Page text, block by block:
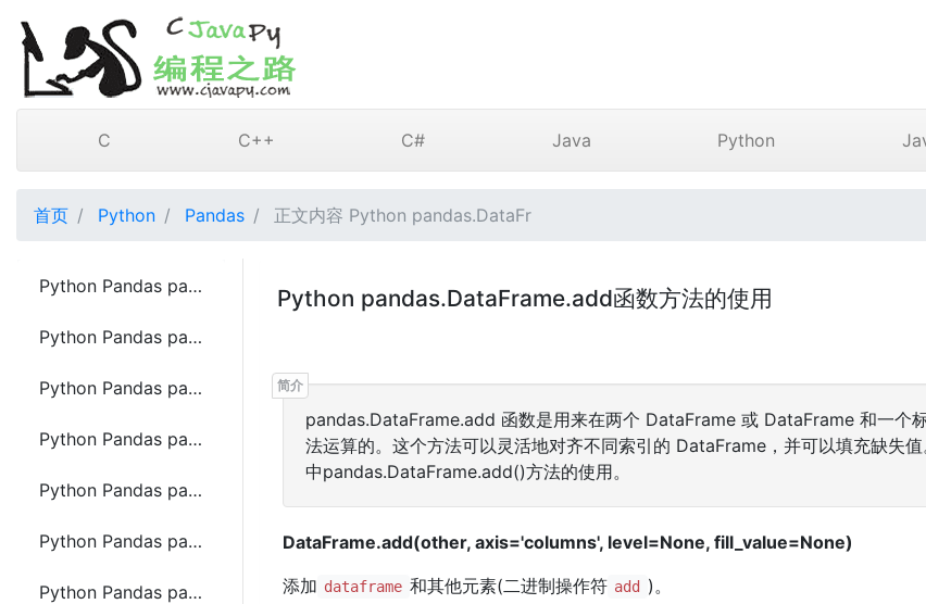
C C++ C# Java Python
首页 Python Pandas 正文内容 Python pandas.DataFr
Python Pandas pandas.read_sql函数方法的使用
Python Pandas pandas.read_sql_query函数方法的使用
Python Pandas pandas.read_sql_table函数方法的使用
Python Pandas pandas.DataFrame.to_sql函数方法的使用
Python Pandas pandas.Grouper函数方法的使用
Python Pandas pandas.DataFrame.join函数方法的使用
Python Pandas pandas.DataFrame.merge函数方法的使用
Python pandas.DataFrame.add函数方法的使用
pandas.DataFrame.add 函数是用来在两个 DataFrame 或 DataFrame 和一个
法运算的。这个方法可以灵活地对齐不同索引的 DataFrame，并可以填充缺失
中pandas.DataFrame.add()方法的使用。
DataFrame.add(other, axis='columns', level=None, fill_value=None)
添加 dataframe 和其他元素(二进制操作符 add
)。